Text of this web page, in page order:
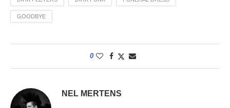
GOODBYE
0
NEL MERTENS